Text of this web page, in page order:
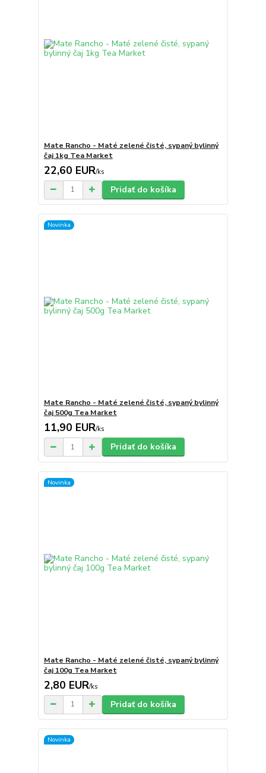
Mate Rancho - Maté zelené čisté, sypaný bylinný
čaj 1kg Tea Market
22,60 EUR/ks
Pridať do košíka
Novinka
Mate Rancho - Maté zelené čisté, sypaný bylinný
čaj 500g Tea Market
11,90 EUR/ks
Pridať do košíka
Novinka
Mate Rancho - Maté zelené čisté, sypaný bylinný
čaj 100g Tea Market
2,80 EUR/ks
Pridať do košíka
Novinka